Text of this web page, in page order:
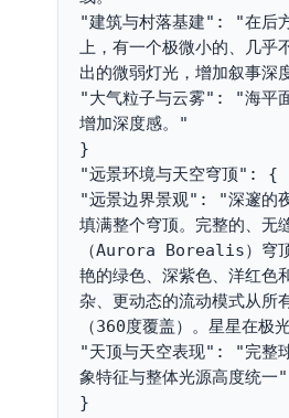
"建筑与村落基建": "在后
上，有一个极微小的、几乎
出的微弱灯光，增加叙事深
"大气粒子与云雾": "海平面
增加深度感。"
}
"远景环境与天空穹顶": {
"远景边界景观": "深邃的
填满整个穹顶。完整的、无
（Aurora Borealis）穹
艳的绿色、深紫色、洋红色
杂、更动态的流动模式从所
（360度覆盖）。星星在极
"天顶与天空表现": "完整
象特征与整体光源高度统一"
}